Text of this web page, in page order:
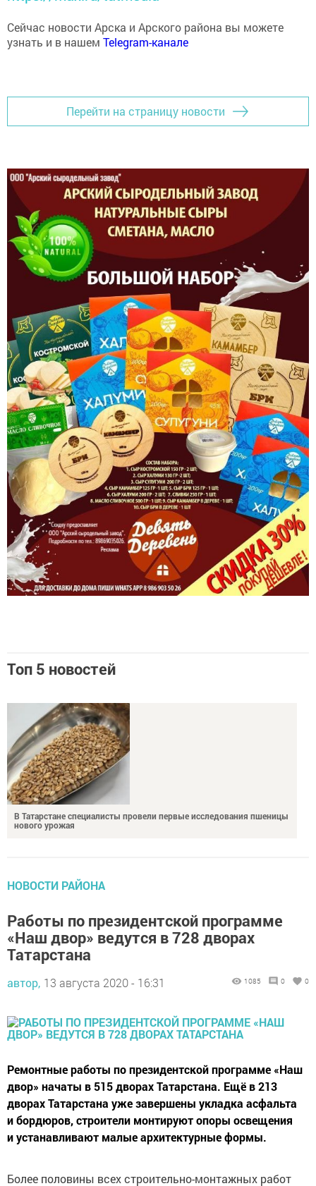
Сейчас новости Арска и Арского района вы можете
узнать и в нашемTelegram-канале
Перейти на страницу новости
В Татарстане специалисты провели первые исследования пшеницы
нового урожая
«Наш двор» ведутся в 728 дворах
Татарстана
автор, 13 августа 2020 - 16:31
двор» начаты в 515 дворах Татарстана. Ещё в 213
дворах Татарстана уже завершены укладка асфальта
и бордюров, строители монтируют опоры освещения
и устанавливают малые архитектурные формы.
уже выполнены в Аксубаевском, Балтасинском,